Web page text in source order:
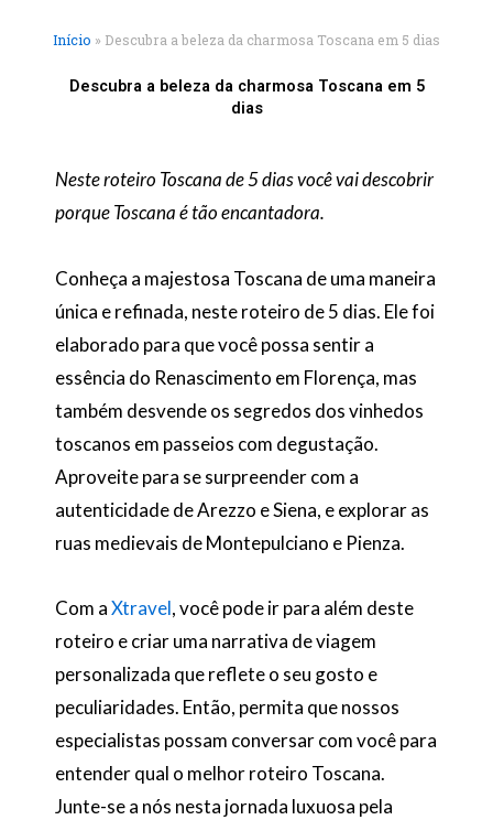
Início » Descubra a beleza da charmosa Toscana em 5 dias
Descubra a beleza da charmosa Toscana em 5
dias
Neste roteiro Toscana de 5 dias você vai descobrir
porque Toscana é tão encantadora.
Conheça a majestosa Toscana de uma maneira
única e refinada, neste roteiro de 5 dias. Ele foi
elaborado para que você possa sentir a
essência do Renascimento em Florença, mas
também desvende os segredos dos vinhedos
toscanos em passeios com degustação.
Aproveite para se surpreender com a
autenticidade de Arezzo e Siena, e explorar as
ruas medievais de Montepulciano e Pienza.
Com aXtravel, você pode ir para além deste
roteiro e criar uma narrativa de viagem
personalizada que reflete o seu gosto e
peculiaridades. Então, permita que nossos
especialistas possam conversar com você para
entender qual o melhor roteiro Toscana.
Junte-se a nós nesta jornada luxuosa pela